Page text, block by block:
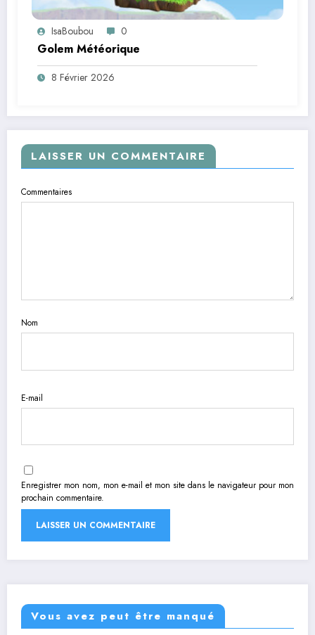
IsaBoubou 0
Golem Météorique
8 Février 2026
LAISSER UN COMMENTAIRE
Commentaires
Nom
E-mail
Enregistrer mon nom, mon e-mail et mon site dans le navigateur pour mon
prochain commentaire.
Vous avez peut être manqué